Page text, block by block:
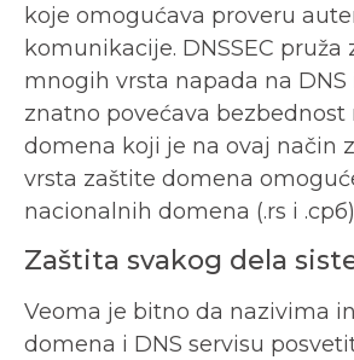
koje omogućava proveru
komunikacije. DNSSEC pruža
mnogih vrsta napada na
znatno povećava bezbednost
domena koji je na ovaj način
vrsta zaštite domena
nacionalnih domena (.rs i
Zaštita svakog dela
Veoma je bitno da nazivima
domena i DNS servisu